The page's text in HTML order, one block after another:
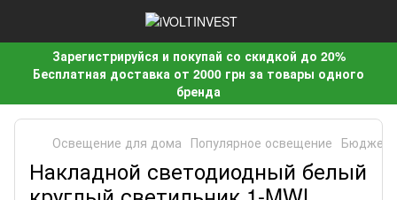
Зарегистрируйся и покупай со скидкой до 20%
Бесплатная доставка от 2000 грн за товары одного
бренда
Освещение для дома Популярное освещение
Накладной светодиодный белый